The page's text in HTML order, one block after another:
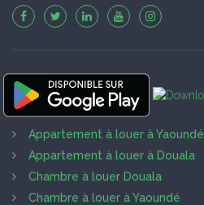
Appartement à louer à Yaoundé
Appartement à louer à Douala
Chambre à louer Douala
Chambre à louer à Yaoundé